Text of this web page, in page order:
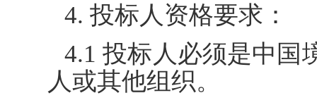
4. 投标人资格要求：
4.1 投标人必须是中国
人或其他组织。